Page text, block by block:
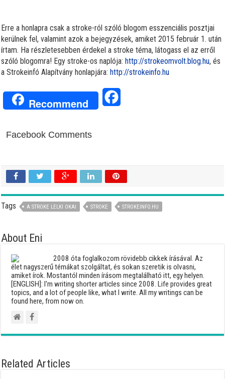
Erre a honlapra csak a stroke-ról szóló blogom esszenciális posztjai
kerülnek fel, valamint azok a bejegyzések, amiket 2015 február 1. után
írtam. Ha részletesebben érdekel a stroke téma, látogass el az erről
szóló blogomra! Egy stroke-os naplója: http://strokeomvolt.blog.hu, és
a Strokeinfó Alapítvány honlapjára: http://strokeinfo.hu
Recommend
Facebook Comments
Tags A STROKE LELKI OKAI STROKE STROKEINFO.HU
About Eni
2008 óta foglalkozom rövidebb cikkek írásával. Az
élet nagyszerű témákat szolgáltat, és sokan szeretik is olvasni,
amiket írok. Mostantól minden írásom megtalálható itt, egy helyen.
[ENGLISH]: I'm writing shorter articles since 2008. Life provides great
topics, and a lot of people like, what I write. All my writings can be
found here, from now on.
Related Articles